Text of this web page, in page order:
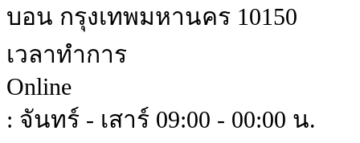
บอน กรุงเทพมหานคร 10150
เวลาทำการ
Online
: จันทร์ - เสาร์ 09:00 - 00:00 น.